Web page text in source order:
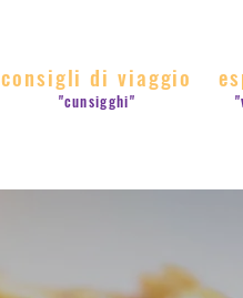
consigli di viaggio
"cunsigghi"